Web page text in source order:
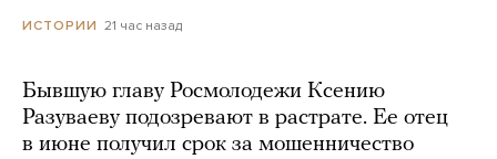
ИСТОРИИ 21 час назад
Бывшую главу Росмолодежи Ксению
Разуваеву подозревают в растрате. Ее отец
в июне получил срок за мошенничество